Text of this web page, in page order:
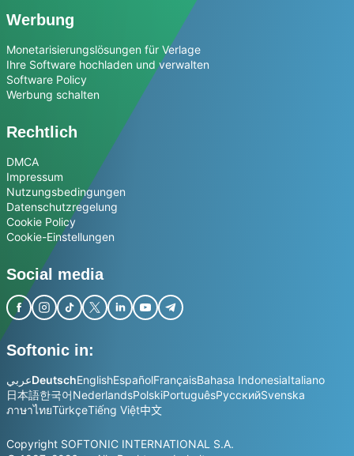
Werbung
Monetarisierungslösungen für Verlage
Ihre Software hochladen und verwalten
Software Policy
Werbung schalten
Rechtlich
DMCA
Impressum
Nutzungsbedingungen
Datenschutzregelung
Cookie Policy
Cookie-Einstellungen
Social media
Softonic in:
عربيDeutschEnglishEspañolFrançaisBahasa IndonesiaItaliano
日本語한국어NederlandsPolskiPortuguêsРусскийSvenska
ภาษาไทยTürkçeTiếng Việt中文
Copyright SOFTONIC INTERNATIONAL S.A.